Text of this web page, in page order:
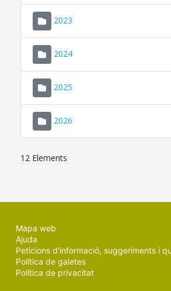
2023
2024
2025
2026
12 Elements
Mapa web
Ajuda
Peticions d'informació, suggeriments i
Política de galetes
Política de privacitat